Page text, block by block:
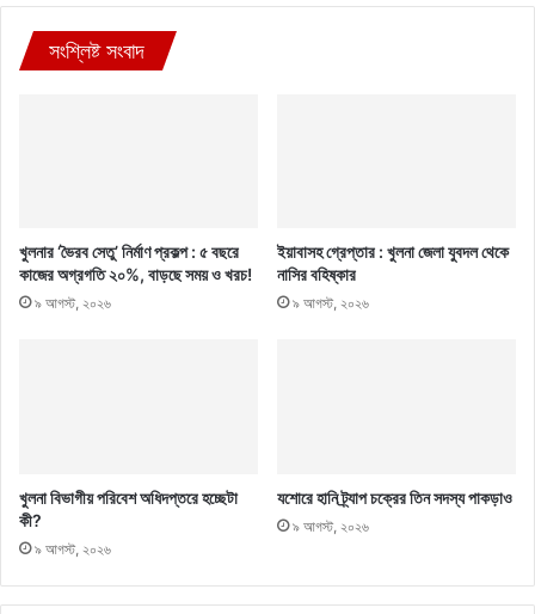
সংশ্লিষ্ট সংবাদ
খুলনার ‘ভৈরব সেতু’ নির্মাণ প্রকল্প : ৫ বছরে
কাজের অগ্রগতি ২০%, বাড়ছে সময় ও খরচ!
৯ আগস্ট, ২০২৬
ইয়াবাসহ গ্রেপ্তার : খুলনা জেলা যুবদল থেকে
নাসির বহিষ্কার
৯ আগস্ট, ২০২৬
খুলনা বিভাগীয় পরিবেশ অধিদপ্তরে হচ্ছেটা
কী?
৯ আগস্ট, ২০২৬
যশোরে হানি ট্র্যাপ চক্রের তিন সদস্য পাকড়াও
৯ আগস্ট, ২০২৬